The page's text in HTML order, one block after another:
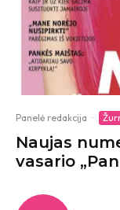
Panelė redakcija ·
Naujas
vasario